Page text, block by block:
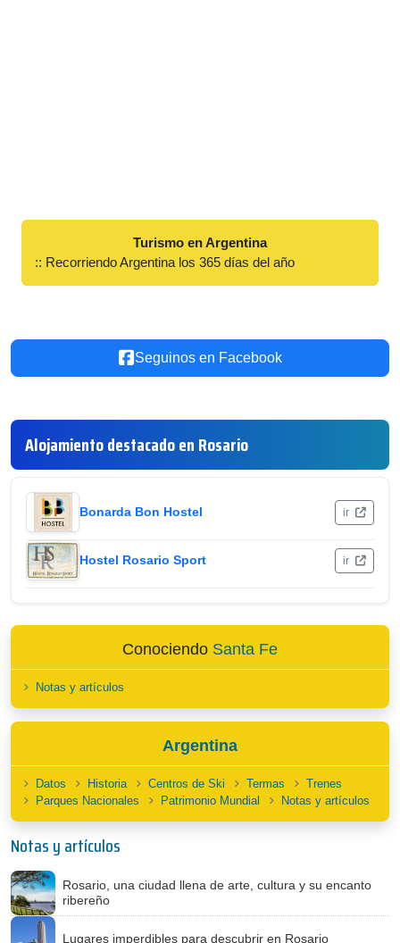
Turismo en Argentina
:: Recorriendo Argentina los 365 días del año
Seguinos en Facebook
Alojamiento destacado en Rosario
Bonarda Bon Hostel ir
Hostel Rosario Sport ir
Conociendo Santa Fe
Notas y artículos
Argentina
Datos Historia Centros de Ski Termas
Trenes
Parques Nacionales
Patrimonio Mundial Notas y artículos
Notas y artículos
Rosario, una ciudad llena de arte, cultura y su encanto
ribereño
Lugares imperdibles para descubrir en Rosario